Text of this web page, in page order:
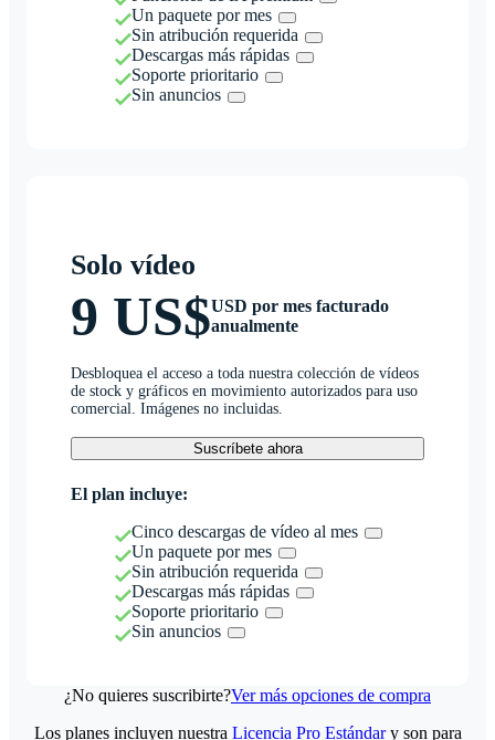
Un paquete por mes
Sin atribución requerida
Descargas más rápidas
Soporte prioritario
Sin anuncios
Solo vídeo
9 US$USD por mes facturado
anualmente
Desbloquea el acceso a toda nuestra colección de vídeos
de stock y gráficos en movimiento autorizados para uso
comercial. Imágenes no incluidas.
Suscríbete ahora
El plan incluye:
Cinco descargas de vídeo al mes
Un paquete por mes
Sin atribución requerida
Descargas más rápidas
Soporte prioritario
Sin anuncios
¿No quieres suscribirte?Ver más opciones de compra
Los planes incluyen nuestra Licencia Pro Estándary son para